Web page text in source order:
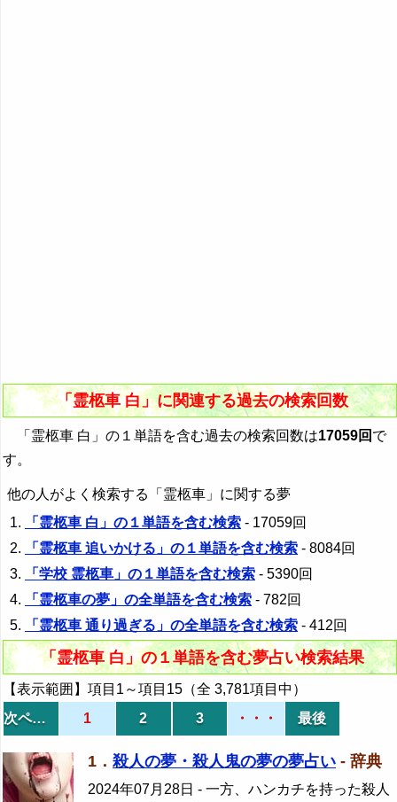
「霊柩車 白」に関連する過去の検索回数
「霊柩車 白」の１単語を含む過去の検索回数は17059回 で
す。
他の人がよく検索する「霊柩車」に関する夢
「霊柩車 白」の１単語を含む検索 - 17059回
「霊柩車 追いかける」の１単語を含む検索 - 8084回
「学校 霊柩車」の１単語を含む検索 - 5390回
「霊柩車の夢」の全単語を含む検索 - 782回
「霊柩車 通り過ぎる」の全単語を含む検索 - 412回
「霊柩車 白」の１単語を含む夢占い検索結果
【表示範囲】項目1～項目15（全 3,781項目中）
次ページ
1 2 3 ・・・ 最後
1． 殺人の夢・殺人鬼の夢の夢占い - 辞典
2024年07月28日 - 一方、ハンカチを持った殺人